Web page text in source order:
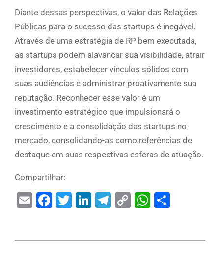
Diante dessas perspectivas, o valor das Relações
Públicas para o sucesso das startups é inegável.
Através de uma estratégia de RP bem executada,
as startups podem alavancar sua visibilidade, atrair
investidores, estabelecer vínculos sólidos com
suas audiências e administrar proativamente sua
reputação. Reconhecer esse valor é um
investimento estratégico que impulsionará o
crescimento e a consolidação das startups no
mercado, consolidando-as como referências de
destaque em suas respectivas esferas de atuação.
Compartilhar:
EmailFacebook
Twitter
LinkedIn
Telegram
Copy